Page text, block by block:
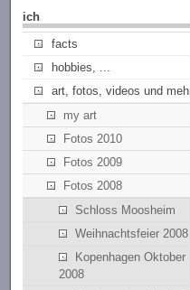
ich
facts
hobbies, ...
art, fotos, videos und
my art
Fotos 2010
Fotos 2009
Fotos 2008
Schloss Moosheim
Weihnachtsfeier 2008
Kopenhagen Oktober
2008